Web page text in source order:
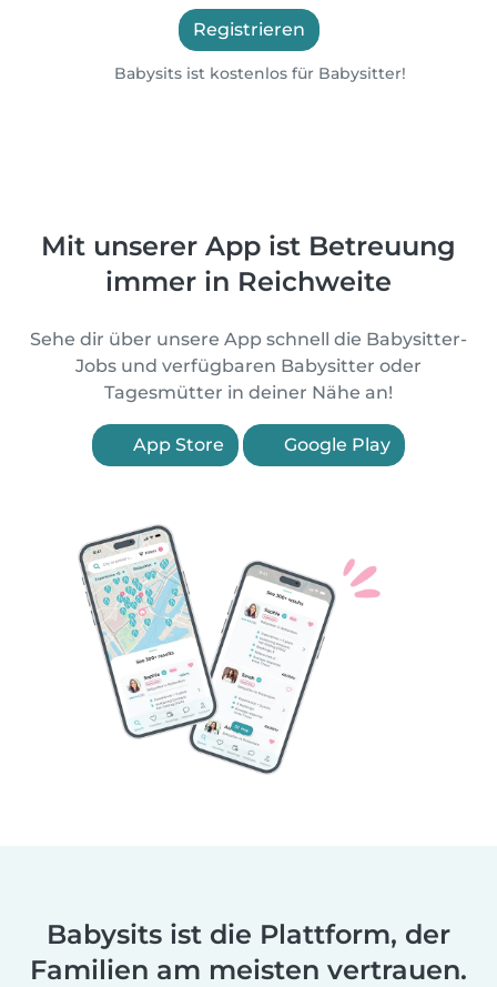
Registrieren
Babysits ist kostenlos für Babysitter!
Mit unserer App ist Betreuung
immer in Reichweite
Sehe dir über unsere App schnell die Babysitter-
Jobs und verfügbaren Babysitter oder
Tagesmütter in deiner Nähe an!
App Store Google Play
Babysits ist die Plattform, der
Familien am meisten vertrauen.